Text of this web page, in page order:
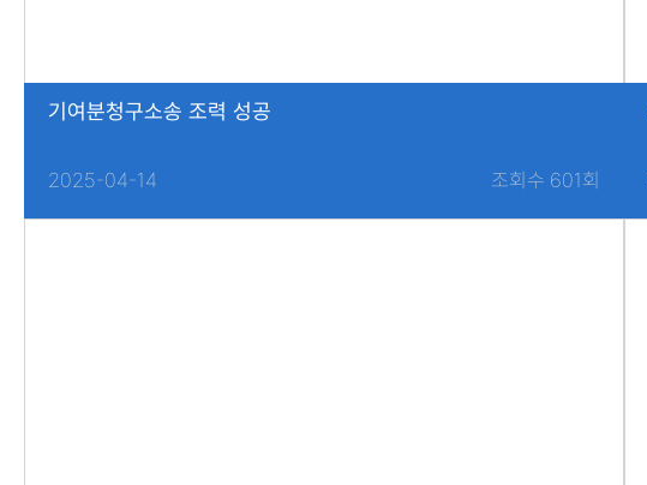
기여분청구소송 조력 성공
2025-04-14 조회수 601회